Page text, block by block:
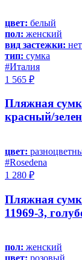
цвет: белый
пол: женский
вид застежки: нет
тип: сумка
#Италия
1 565 ₽
Пляжная
красный/
цвет:
#Rosedena
1 280 ₽
Пляжная
11969-3,
пол: женский